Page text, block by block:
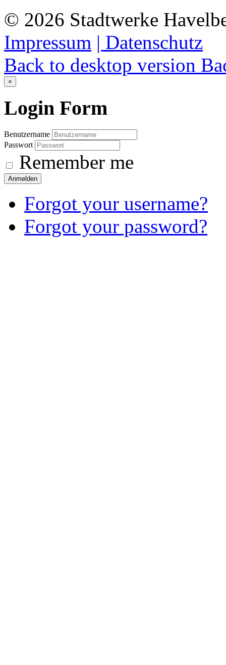
© 2026 Stadtwerke
Impressum | Datenschutz
Back to desktop version
×
Login Form
Benutzername
Passwort
Remember me
Anmelden
Forgot your username?
Forgot your password?